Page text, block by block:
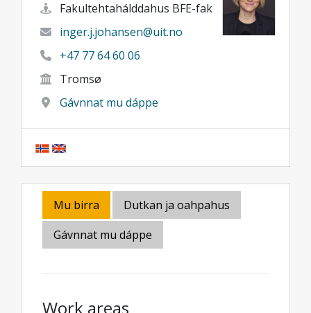
Fakultehtahálddahus BFE-fak
inger.j.johansen@uit.no
+47 77 64 60 06
Tromsø
Gávnnat mu dáppe
Mu birra
Dutkan ja oahpahus
Gávnnat mu dáppe
Work areas